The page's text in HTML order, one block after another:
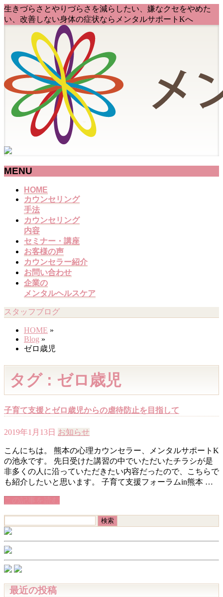
生きづらさとやりづらさを減らしたい、嫌なクセをやめた
い、改善しない身体の症状ならメンタルサポートKへ
MENU
HOME
カウンセリング
手法
カウンセリング
内容
セミナー・講座
お客様の声
カウンセラー紹介
お問い合わせ
企業の
メンタルヘルスケア
スタッフブログ
HOME »
Blog »
ゼロ歳児
タグ : ゼロ歳児
子育て支援とゼロ歳児からの虐待防止を目指して
2019年1月13日 お知らせ
こんにちは。 熊本の心理カウンセラー、メンタルサポートK
の池永です。 先日受けた講習の中でいただいたチラシが是
非多くの人に沿っていただきたい内容だったので、こちらで
も紹介したいと思います。 子育て支援フォーラムin熊本 …
索:
最近の投稿